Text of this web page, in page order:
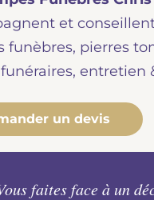
et
funèbres, pierres
entretien
un devis
faites face à un